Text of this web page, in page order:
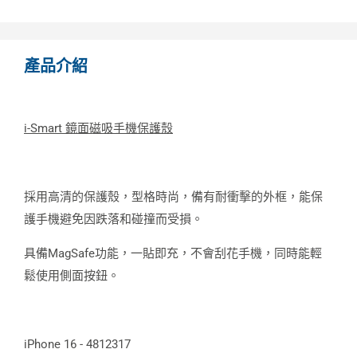
產品介紹
i-Smart 鏡面磁吸手機保護殼
採用高清的保護殼，型格時尚，備有耐衝擊的外框，能保
護手機避免因跌落和碰撞而受損。
具備MagSafe功能，一貼即充，不會刮花手機，同時能輕
鬆使用側面按鈕。
iPhone 16 - 4812317